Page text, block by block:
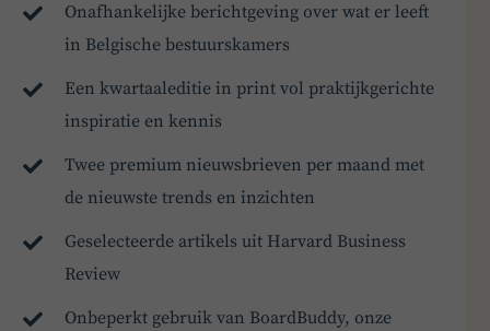
Onafhankelijke berichtgeving over wat er leeft
in Belgische bestuurskamers
Een kwartaaleditie in print vol praktijkgerichte
inspiratie en kennis
Twee premium nieuwsbrieven per maand met
de nieuwste trends en inzichten
Geselecteerde artikels uit Harvard Business
Review
Onbeperkt gebruik van BoardBuddy, onze